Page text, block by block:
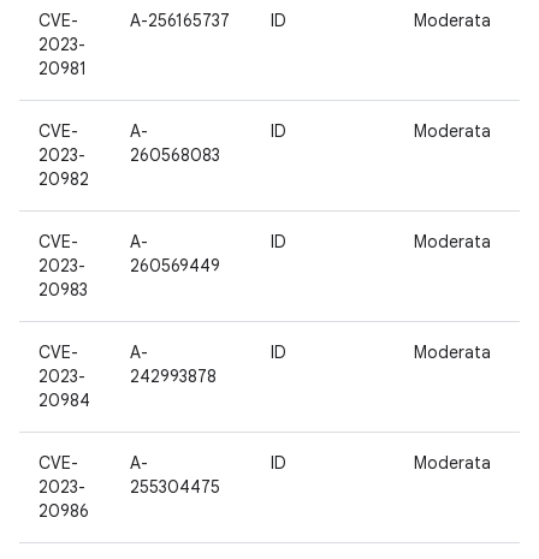
CVE-
2023-
20981
A-256165737 ID Moderata
CVE-
2023-
20982
A-
260568083
ID Moderata
CVE-
2023-
20983
A-
260569449
ID Moderata
CVE-
2023-
20984
A-
242993878
ID Moderata
CVE-
2023-
20986
A-
255304475
ID Moderata